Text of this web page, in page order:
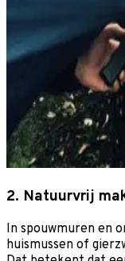
2. Natuurvrij
In spouwmuren en
huismussen of